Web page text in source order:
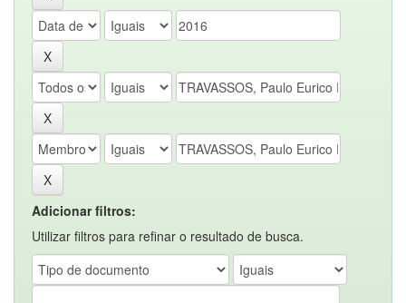
Adicionar filtros:
Utilizar filtros para refinar o resultado de busca.